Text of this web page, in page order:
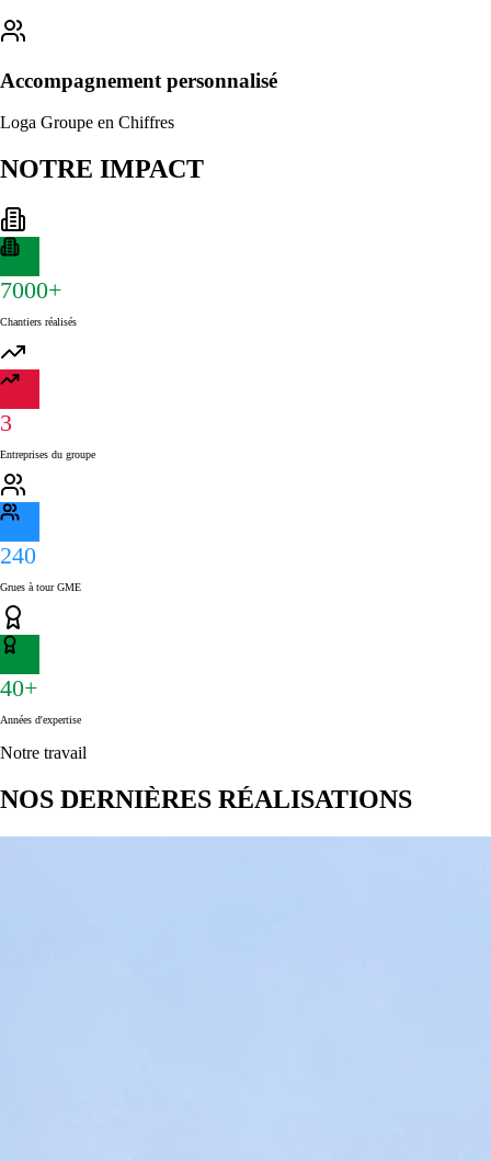
Accompagnement personnalisé
Loga Groupe en Chiffres
NOTRE IMPACT
7000+
Chantiers réalisés
3
Entreprises du groupe
240
Grues à tour GME
40+
Années d'expertise
Notre travail
NOS DERNIÈRES RÉALISATIONS